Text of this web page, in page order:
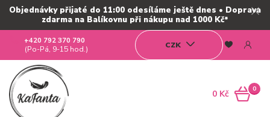
Objednávky přijaté do 11:00 odesíláme ještě dnes • Doprava
zdarma na Balíkovnu při nákupu nad 1000 Kč*
CZK
+420 792 370 790
(Po-Pá, 9-15 hod.)
0
0 Kč